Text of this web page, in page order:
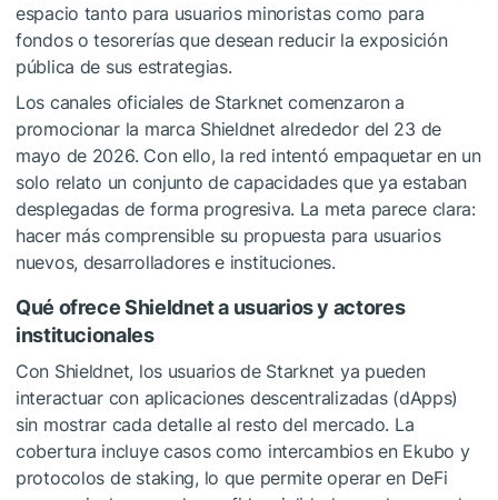
espacio tanto para usuarios minoristas como para
fondos o tesorerías que desean reducir la exposición
pública de sus estrategias.
Los canales oficiales de Starknet comenzaron a
promocionar la marca Shieldnet alrededor del 23 de
mayo de 2026. Con ello, la red intentó empaquetar en un
solo relato un conjunto de capacidades que ya estaban
desplegadas de forma progresiva. La meta parece clara:
hacer más comprensible su propuesta para usuarios
nuevos, desarrolladores e instituciones.
Qué ofrece Shieldnet a usuarios y actores
institucionales
Con Shieldnet, los usuarios de Starknet ya pueden
interactuar con aplicaciones descentralizadas (dApps)
sin mostrar cada detalle al resto del mercado. La
cobertura incluye casos como intercambios en Ekubo y
protocolos de staking, lo que permite operar en DeFi